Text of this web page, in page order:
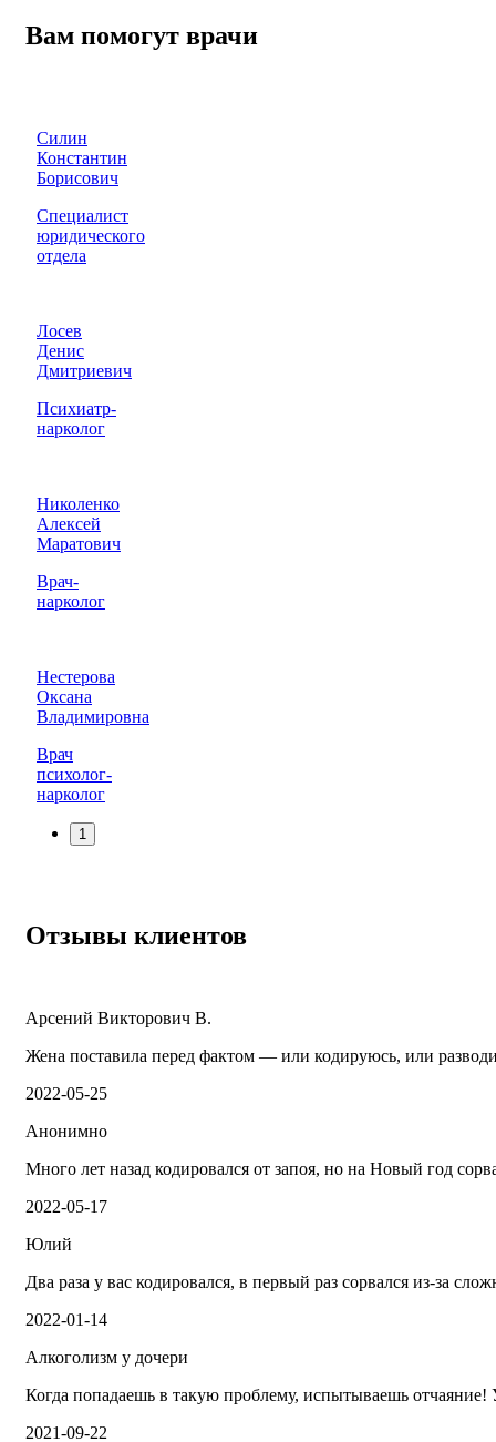
Вам помогут врачи
Силин
Константин
Борисович
Специалист
юридического
отдела
Лосев
Денис
Дмитриевич
Психиатр-
нарколог
Николенко
Алексей
Маратович
Врач-
нарколог
Нестерова
Оксана
Владимировна
Врач
психолог-
нарколог
1
Отзывы клиентов
Арсений Викторович В.
Жена поставила перед фактом — или кодируюсь, или
2022-05-25
Анонимно
Много лет назад кодировался от запоя, но на Новый год
2022-05-17
Юлий
Два раза у вас кодировался, в первый раз сорвался из-за
2022-01-14
Алкоголизм у дочери
Когда попадаешь в такую проблему, испытываешь
2021-09-22